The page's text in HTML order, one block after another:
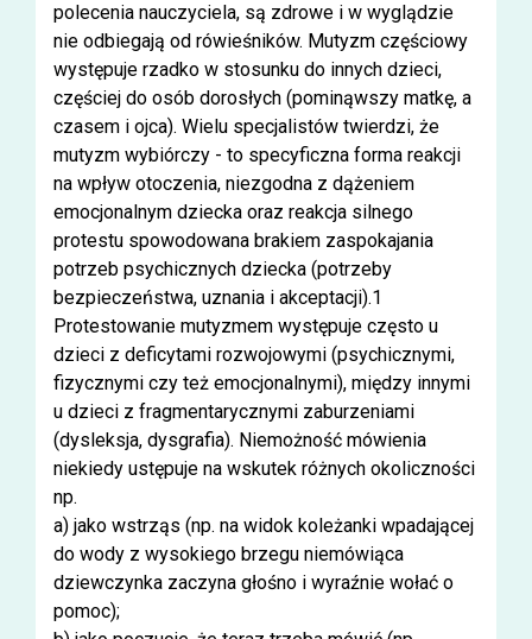
polecenia nauczyciela, są zdrowe i w wyglądzie
nie odbiegają od rówieśników. Mutyzm częściowy
występuje rzadko w stosunku do innych dzieci,
częściej do osób dorosłych (pominąwszy matkę, a
czasem i ojca). Wielu specjalistów twierdzi, że
mutyzm wybiórczy - to specyficzna forma reakcji
na wpływ otoczenia, niezgodna z dążeniem
emocjonalnym dziecka oraz reakcja silnego
protestu spowodowana brakiem zaspokajania
potrzeb psychicznych dziecka (potrzeby
bezpieczeństwa, uznania i akceptacji).1
Protestowanie mutyzmem występuje często u
dzieci z deficytami rozwojowymi (psychicznymi,
fizycznymi czy też emocjonalnymi), między innymi
u dzieci z fragmentarycznymi zaburzeniami
(dysleksja, dysgrafia). Niemożność mówienia
niekiedy ustępuje na wskutek różnych okoliczności
np.
a) jako wstrząs (np. na widok koleżanki wpadającej
do wody z wysokiego brzegu niemówiąca
dziewczynka zaczyna głośno i wyraźnie wołać o
pomoc);